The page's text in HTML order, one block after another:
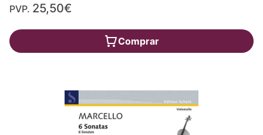
PVP. 25,50€
Comprar